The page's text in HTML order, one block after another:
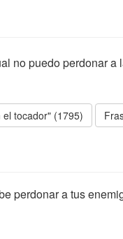
no puedo perdonar a
tocador" (1795)
perdonar a tus